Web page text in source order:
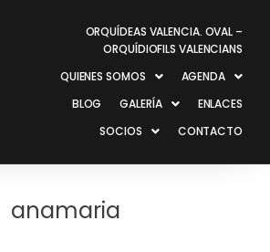
ORQUÍDEAS VALENCIA. OVAL –
ORQUÍDIOFILS VALENCIANS
QUIENES SOMOS
AGENDA
BLOG
GALERÍA
ENLACES
SOCIOS
CONTACTO
anamaria